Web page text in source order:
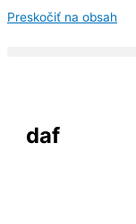
Preskočiť na obsah
daf